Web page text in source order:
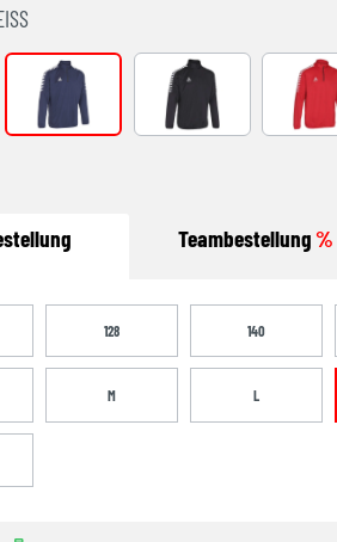
navy/weiß schwarz/weiß
Teambestellung%
128 140
M L